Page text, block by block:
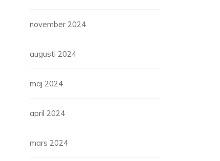
november 2024
augusti 2024
maj 2024
april 2024
mars 2024